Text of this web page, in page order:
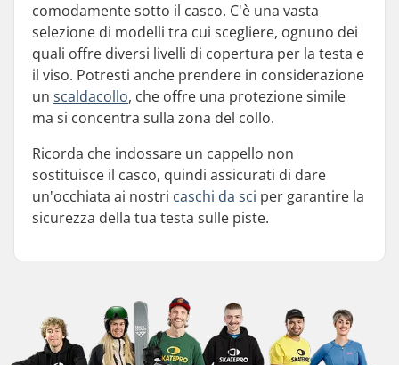
comodamente sotto il casco. C'è una vasta
selezione di modelli tra cui scegliere, ognuno dei
quali offre diversi livelli di copertura per la testa e
il viso. Potresti anche prendere in considerazione
un scaldacollo, che offre una protezione simile
ma si concentra sulla zona del collo.
Ricorda che indossare un cappello non
sostituisce il casco, quindi assicurati di dare
un'occhiata ai nostri caschi da sci per garantire la
sicurezza della tua testa sulle piste.